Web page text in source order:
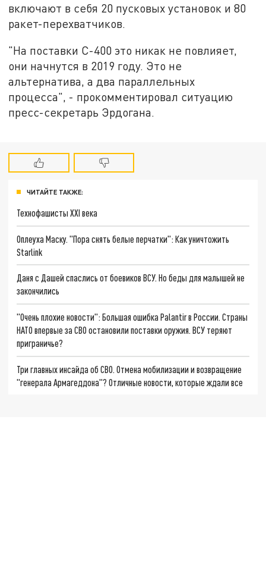
включают в себя 20 пусковых установок и 80
ракет-перехватчиков.
"На поставки С-400 это никак не повлияет,
они начнутся в 2019 году. Это не
альтернатива, а два параллельных
процесса", - прокомментировал ситуацию
пресс-секретарь Эрдогана.
ЧИТАЙТЕ ТАКЖЕ:
Технофашисты XXI века
Оплеуха Маску. "Пора снять белые перчатки": Как уничтожить
Starlink
Даня с Дашей спаслись от боевиков ВСУ. Но беды для малышей не
закончились
"Очень плохие новости": Большая ошибка Palantir в России. Страны
НАТО впервые за СВО остановили поставки оружия. ВСУ теряют
приграничье?
Три главных инсайда об СВО. Отмена мобилизации и возвращение
"генерала Армагеддона"? Отличные новости, которые ждали все